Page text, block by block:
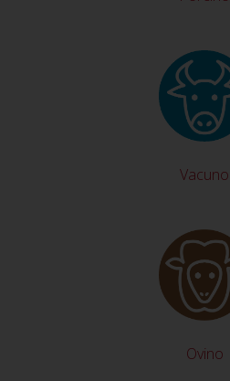
Vacuno
Ovino